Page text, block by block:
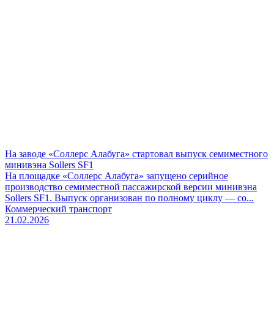
На заводе «Соллерс Алабуга» стартовал выпуск семиместного
минивэна Sollers SF1
На площадке «Соллерс Алабуга» запущено серийное
производство семиместной пассажирской версии минивэна
Sollers SF1. Выпуск организован по полному циклу — со...
Коммерческий транспорт
21.02.2026